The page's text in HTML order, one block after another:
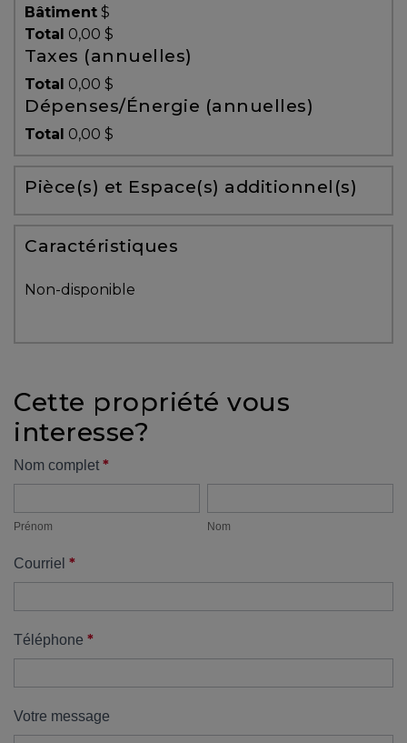
ACHAT
Alerte
immobilière
Avec
un
courtier
vous
protégé!
outils
pour
financement
propriétaire
UNE
DÉCISION
!
de
démarrage
:
Bâtiment $
Total 0,00 $
Taxes (annuelles)
Total 0,00 $
Dépenses/Énergie (annuelles)
Total 0,00 $
Pièce(s) et Espace(s) additionnel(s)
Caractéristiques
Non-disponible
Cette propriété vous
interesse?
Formulaire
Nom complet *
Prénom Nom
Courriel *
Téléphone *
Votre message